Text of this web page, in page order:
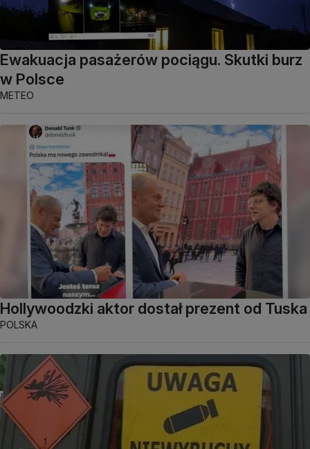
Ewakuacja pasażerów pociągu. Skutki burz
w Polsce
METEO
Hollywoodzki aktor dostał prezent od Tuska
POLSKA